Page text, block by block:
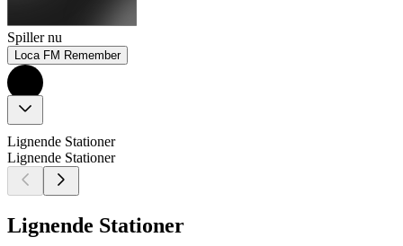
Spiller nu
Loca FM Remember
Lignende Stationer
Lignende Stationer
Lignende Stationer